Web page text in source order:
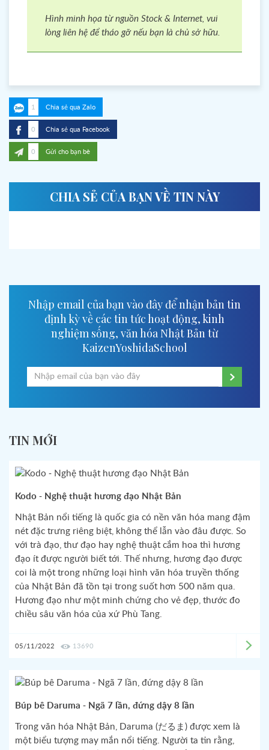
Hình minh họa từ nguồn Stock & Internet, vui
lòng liên hệ để tháo gỡ nếu bạn là chủ sở hữu.
1 Chia sẻ qua Zalo
0 Chia sẻ qua Facebook
0 Gửi cho bạn bè
CHIA SẺ CỦA BẠN VỀ TIN NÀY
Nhập email của bạn vào đây để nhận bản tin
định kỳ về các tin tức hoạt động, kinh
nghiệm sống, văn hóa Nhật Bản từ
KaizenYoshidaSchool
TIN MỚI
Kodo - Nghệ thuật hương đạo Nhật Bản
Nhật Bản nổi tiếng là quốc gia có nền văn hóa mang đậm
nét đặc trưng riêng biệt, không thể lẫn vào đâu được. So
với trà đạo, thư đạo hay nghệ thuật cắm hoa thì hương
đạo ít được người biết tới. Thế nhưng, hương đạo được
coi là một trong những loại hình văn hóa truyền thống
của Nhật Bản đã tồn tại trong suốt hơn 500 năm qua.
Hương đạo như một minh chứng cho vẻ đẹp, thước đo
chiều sâu văn hóa của xứ Phù Tang.
05/11/2022 13690
Búp bê Daruma - Ngã 7 lần, đứng dậy 8 lần
Trong văn hóa Nhật Bản, Daruma (だるま) được xem là
một biểu tượng may mắn nổi tiếng. Người ta tin rằng,